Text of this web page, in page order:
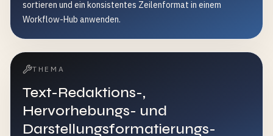
sortieren und ein konsistentes Zeilenformat in einem
Workflow-Hub anwenden.
THEMA
Text-Redaktions-,
Hervorhebungs- und
Darstellungsformatierungs-